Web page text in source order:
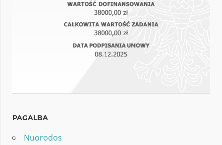
PAGALBA
Nuorodos